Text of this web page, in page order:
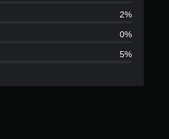
分
為
4
.
2%
0%
5%